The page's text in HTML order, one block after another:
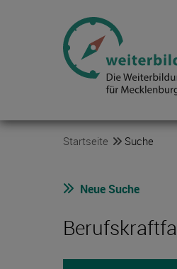
Startseite Suche
Neue Suche